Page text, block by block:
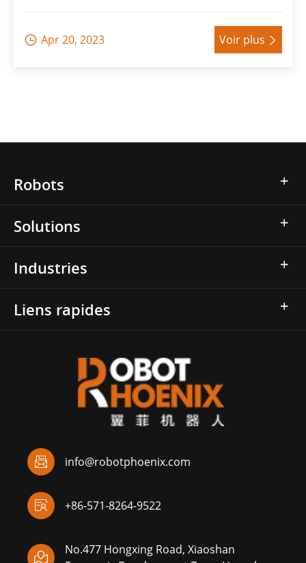
 Apr 20, 2023 Voir plus 
Robots
Solutions
Industries
Liens rapides
info@robotphoenix.com

+86-571-8264-9522


No.477 Hongxing Road, Xiaoshan